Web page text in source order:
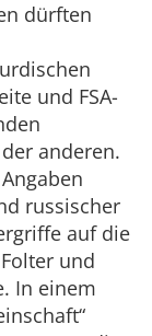
dürften
und FSA-
anderen.
russischer
auf die
und
In einem